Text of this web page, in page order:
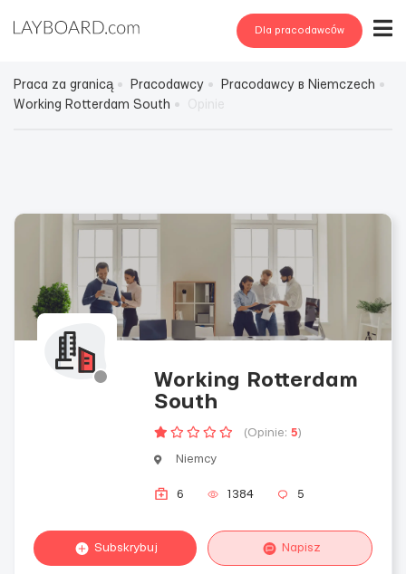
Dla pracodawców
Praca za granicą Pracodawcy
Pracodawcy в Niemczech
Working Rotterdam South
Working Rotterdam
South
(Opinie: 5)
Niemcy
6 1384 5
Subskrybuj Napisz